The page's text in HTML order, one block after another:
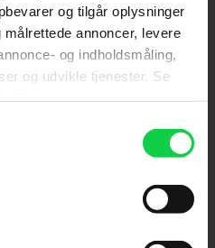
og tilgår oplysninger
annoncer, levere
og indholdsmåling,
og udvikle tjenester. Se
fra vores
at trykke på "Privacy
opdateret
Send